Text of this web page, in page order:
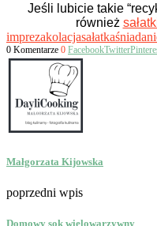
Jeśli lubicie takie
również
imprezakolacjasałatka
0 Komentarze 0 FacebookTwitter
Małgorzata Kijowska
poprzedni wpis
Domowy sok wielowarzywny